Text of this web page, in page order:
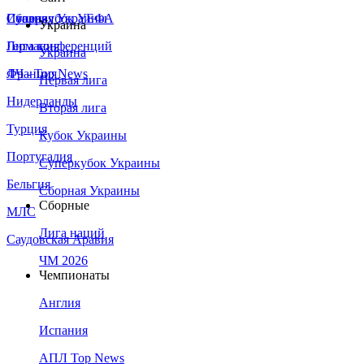
Сборная Украины
Италия
Германия
Франция
Нидерланды
Турция
Португалия
Бельгия
МЛС
Саудовская Аравия
Суперкубок УЕФА
Лига конференций
ЛЧ - Top News
Украина
Украина
Первая лига
Вторая лига
Кубок Украины
Суперкубок Украины
Сборная Украины
Сборные
Лига наций
ЧМ 2026
Чемпионаты
Англия
Испания
АПЛ Top News